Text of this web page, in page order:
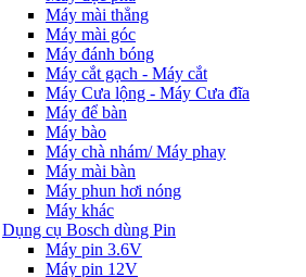
Máy mài thẳng
Máy mài góc
Máy đánh bóng
Máy cắt gạch - Máy cắt
Máy Cưa lộng - Máy Cưa đĩa
Máy để bàn
Máy bào
Máy chà nhám/ Máy phay
Máy mài bàn
Máy phun hơi nóng
Máy khác
Dụng cụ Bosch dùng Pin
Máy pin 3.6V
Máy pin 12V